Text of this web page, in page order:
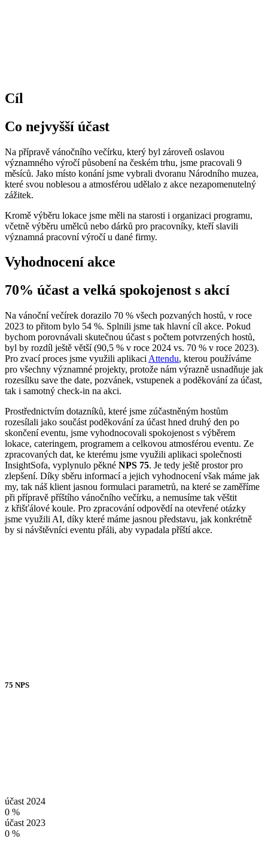
Cíl
Co nejvyšší účast
Na přípravě vánočního večírku, který byl zároveň oslavou
významného výročí působení na českém trhu, jsme pracovali 9
měsíců. Jako místo konání jsme vybrali dvoranu Národního muzea,
které svou noblesou a atmosférou udělalo z akce nezapomenutelný
zážitek.
Kromě výběru lokace jsme měli na starosti i organizaci programu,
včetně výběru umělců nebo dárků pro pracovníky, kteří slavili
významná pracovní výročí u dané firmy.
Vyhodnocení akce
70% účast a velká spokojenost s akcí
Na vánoční večírek dorazilo 70 % všech pozvaných hostů, v roce
2023 to přitom bylo 54 %. Splnili jsme tak hlavní cíl akce. Pokud
bychom porovnávali skutečnou účast s počtem potvrzených hostů,
byl by rozdíl ještě větší (90,5 % v roce 2024 vs. 70 % v roce 2023).
Pro zvací proces jsme využili aplikaci Attendu, kterou používáme
pro všechny významné projekty, protože nám výrazně usnadňuje jak
rozesílku save the date, pozvánek, vstupenek a poděkování za účast,
tak i samotný check-in na akci.
Prostřednictvím dotazníků, které jsme zúčastněným hostům
rozesílali jako součást poděkování za účast hned druhý den po
skončení eventu, jsme vyhodnocovali spokojenost s výběrem
lokace, cateringem, programem a celkovou atmosférou eventu. Ze
zpracovaných dat, ke kterému jsme využili aplikaci společnosti
InsightSofa, vyplynulo pěkné NPS 75. Je tedy ještě prostor pro
zlepšení. Díky sběru informací a jejich vyhodnocení však máme jak
my, tak náš klient jasnou formulaci parametrů, na které se zaměříme
při přípravě příštího vánočního večírku, a nemusíme tak věštit
z křišťálové koule. Pro zpracování odpovědí na otevřené otázky
jsme využili AI, díky které máme jasnou představu, jak konkrétně
by si návštěvníci eventu přáli, aby vypadala příští akce.
75 NPS
účast 2024
0 %
účast 2023
0 %